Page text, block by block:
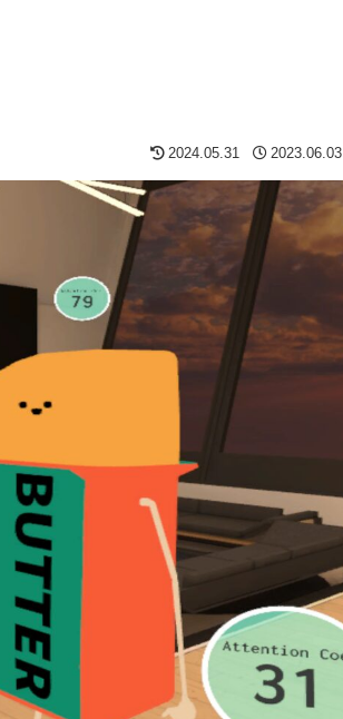
2024.05.31 2023.06.03